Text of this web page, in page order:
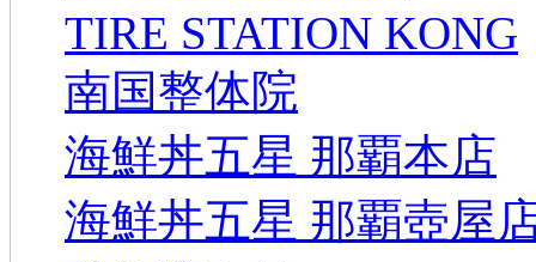
TIRE STATION KONG
南国整体院
海鮮丼五星 那覇本店
海鮮丼五星 那覇壺屋